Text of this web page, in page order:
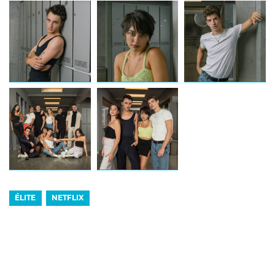
ÉLITE NETFLIX